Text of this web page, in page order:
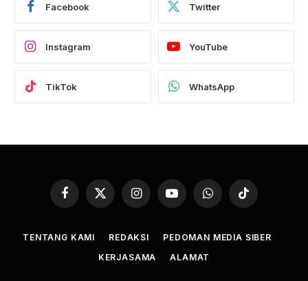
Facebook Twitter
Instagram YouTube
TikTok WhatsApp
Facebook
X
InstagramYouTubeWhatsAppTikTok
TENTANG KAMI REDAKSI
PEDOMAN MEDIA SIBER
KERJASAMA
ALAMAT